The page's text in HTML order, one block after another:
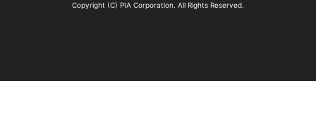
Copyright (C) PIA Corporation. All Rights Reserved.